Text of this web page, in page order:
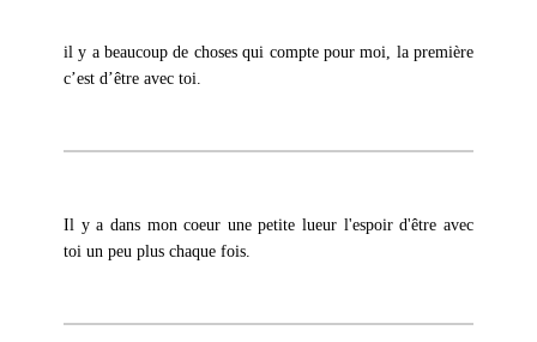
il y a beaucoup de choses qui compte pour moi, la première
c’est d’être avec toi.
Il y a dans mon coeur une petite lueur l'espoir d'être avec
toi un peu plus chaque fois.